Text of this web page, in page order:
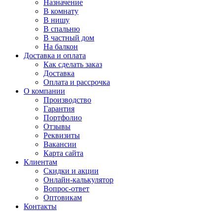
Назначение
В комнату
В нишу
В спальню
В частный дом
На балкон
Доставка и оплата
Как сделать заказ
Доставка
Оплата и рассрочка
О компании
Производство
Гарантия
Портфолио
Отзывы
Реквизиты
Вакансии
Карта сайта
Клиентам
Скидки и акции
Онлайн-калькулятор
Вопрос-ответ
Оптовикам
Контакты